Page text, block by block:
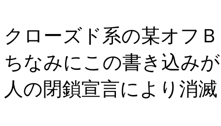
クローズド系の某オフ
ちなみにこの書き込み
人の閉鎖宣言により消